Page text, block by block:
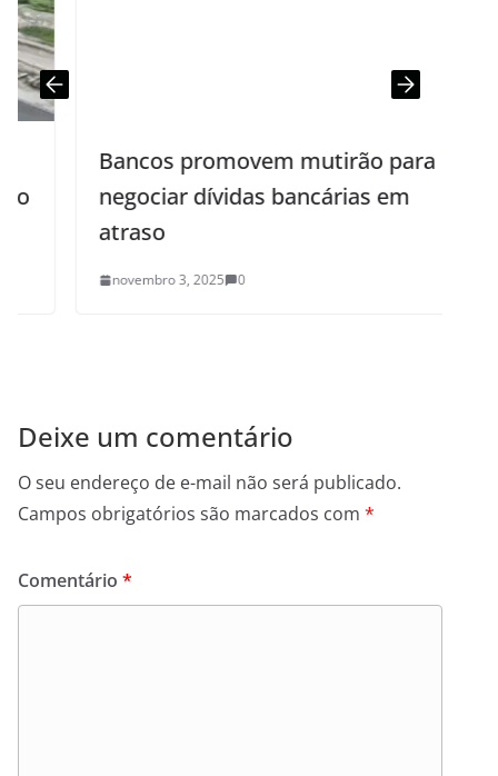
Bancos promovem mutirão para
negociar dívidas bancárias em
atraso
novembro 3, 2025 0
Deixe um comentário
O seu endereço de e-mail não será publicado.
Campos obrigatórios são marcados com *
Comentário *